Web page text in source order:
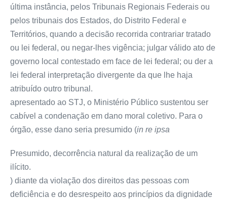
última instância, pelos Tribunais Regionais Federais ou
pelos tribunais dos Estados, do Distrito Federal e
Territórios, quando a decisão recorrida contrariar tratado
ou lei federal, ou negar-lhes vigência; julgar válido ato de
governo local contestado em face de lei federal; ou der a
lei federal interpretação divergente da que lhe haja
atribuído outro tribunal.
apresentado ao STJ, o Ministério Público sustentou ser
cabível a condenação em dano moral coletivo. Para o
órgão, esse dano seria presumido (in re ipsa
Presumido, decorrência natural da realização de um
ilícito.
) diante da violação dos direitos das pessoas com
deficiência e do desrespeito aos princípios da dignidade